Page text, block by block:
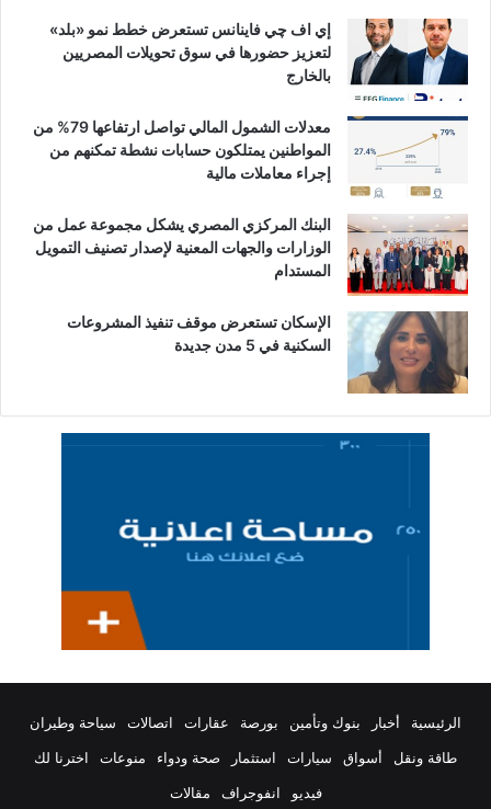
إي اف چي فاينانس تستعرض خطط نمو «بلد»
لتعزيز حضورها في سوق تحويلات المصريين
بالخارج
معدلات الشمول المالي تواصل ارتفاعها 79% من
المواطنين يمتلكون حسابات نشطة تمكنهم من
إجراء معاملات مالية
البنك المركزي المصري يشكل مجموعة عمل من
الوزارات والجهات المعنية لإصدار تصنيف التمويل
المستدام
الإسكان تستعرض موقف تنفيذ المشروعات
السكنية في 5 مدن جديدة
الرئيسية أخبار بنوك وتأمين بورصة عقارات اتصالات
سياحة وطيران
طاقة ونقل
أسواق سيارات استثمار صحة ودواء منوعات
اخترنا لك
فيديو
انفوجراف مقالات